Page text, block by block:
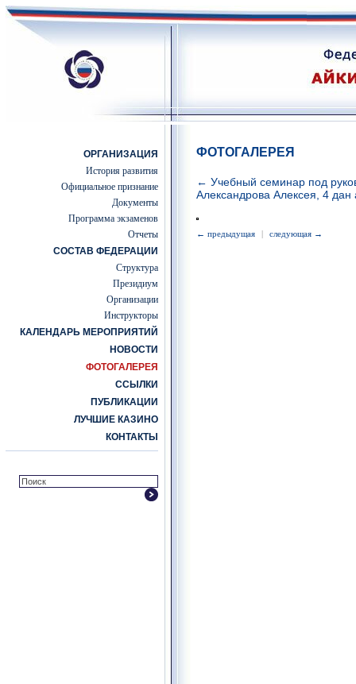
ОРГАНИЗАЦИЯ
История развития
Официальное признание
Документы
Программа экзаменов
Отчеты
СОСТАВ ФЕДЕРАЦИИ
Структура
Президиум
Организации
Инструкторы
КАЛЕНДАРЬ МЕРОПРИЯТИЙ
НОВОСТИ
ФОТОГАЛЕРЕЯ
ССЫЛКИ
ПУБЛИКАЦИИ
ЛУЧШИЕ КАЗИНО
КОНТАКТЫ
ФОТОГАЛЕРЕЯ
← Учебный семинар под
Александрова Алексея, 4 дан
← предыдущая | следующая →